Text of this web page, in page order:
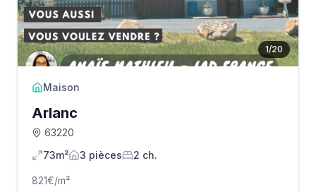
1/20
Maison
Arlanc
63220
73m²
3 pièces 2 ch.
821€/m²